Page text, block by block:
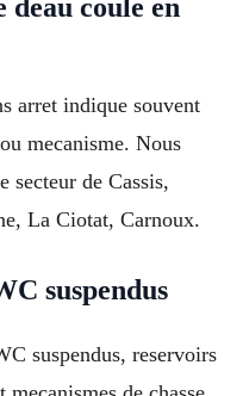
deau coule en
arret indique souvent
mecanisme. Nous
secteur de Cassis,
La Ciotat, Carnoux.
suspendus
suspendus, reservoirs